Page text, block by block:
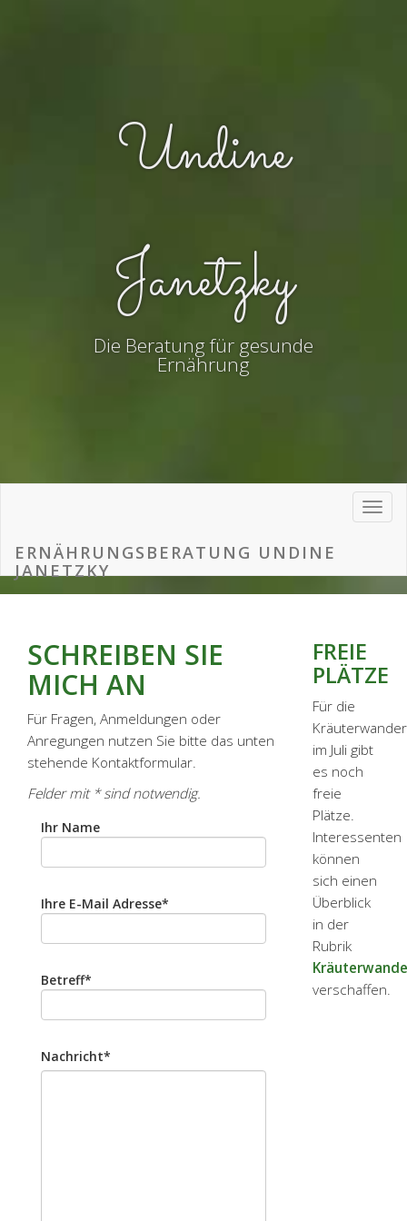
Undine
Janetzky
Die Beratung für gesunde
Ernährung
ERNÄHRUNGSBERATUNG UNDINE
JANETZKY
SCHREIBEN SIE
MICH AN
Für Fragen, Anmeldungen oder
Anregungen nutzen Sie bitte das unten
stehende Kontaktformular.
Felder mit * sind notwendig.
Ihr Name
Ihre E-Mail Adresse*
Betreff*
Nachricht*
FREIE
PLÄTZE
Für die
im Juli gibt
es noch
freie
Plätze.
Interessenten
können
sich einen
Überblick
in der
Rubrik
verschaffen.